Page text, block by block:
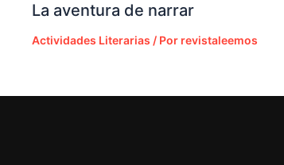
La aventura de narrar
Actividades Literarias / Por revistaleemos